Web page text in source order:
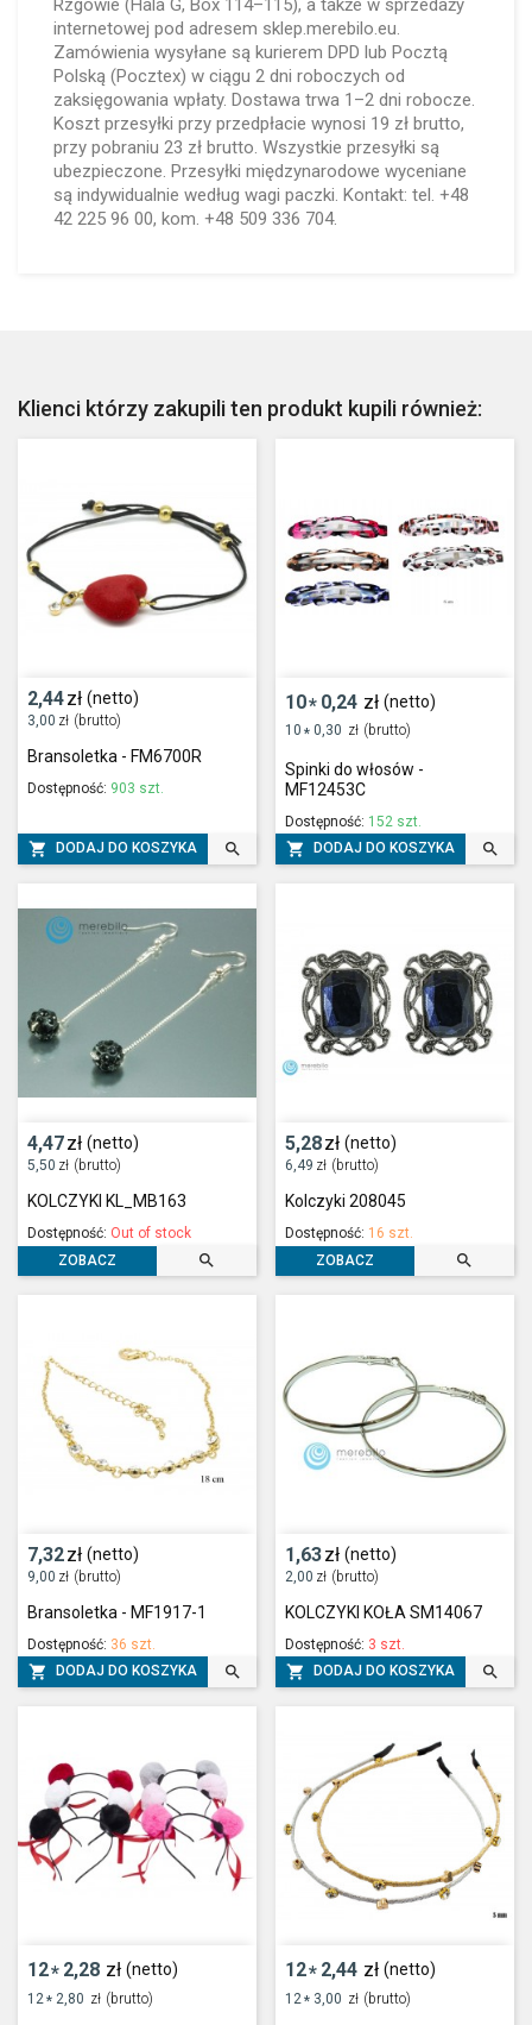
Rzgowie (Hala G, Box 114–115), a także w sprzedaży
internetowej pod adresem sklep.merebilo.eu.
Zamówienia wysyłane są kurierem DPD lub Pocztą
Polską (Pocztex) w ciągu 2 dni roboczych od
zaksięgowania wpłaty. Dostawa trwa 1–2 dni robocze.
Koszt przesyłki przy przedpłacie wynosi 19 zł brutto,
przy pobraniu 23 zł brutto. Wszystkie przesyłki są
ubezpieczone. Przesyłki międzynarodowe wyceniane
są indywidualnie według wagi paczki. Kontakt: tel. +48
42 225 96 00, kom. +48 509 336 704.
Klienci którzy zakupili ten produkt kupili również:
2,44zł (netto)
3,00 zł (brutto)
Bransoletka - FM6700R
Dostępność: 903 szt.
 DODAJ DO KOSZYKA 
10* 0,24 zł (netto)
10 * 0,30 zł (brutto)
Spinki do włosów -
MF12453C
Dostępność: 152 szt.
 DODAJ DO KOSZYKA 
4,47zł (netto)
5,50 zł (brutto)
KOLCZYKI KL_MB163
Dostępność: Out of stock
ZOBACZ

5,28zł (netto)
6,49 zł (brutto)
Kolczyki 208045
Dostępność: 16 szt.
ZOBACZ

7,32zł (netto)
9,00 zł (brutto)
Bransoletka - MF1917-1
Dostępność: 36 szt.
 DODAJ DO KOSZYKA 
1,63zł (netto)
2,00 zł (brutto)
KOLCZYKI KOŁA SM14067
Dostępność: 3 szt.
 DODAJ DO KOSZYKA 
12* 2,28 zł (netto)
12 * 2,80 zł (brutto)
12* 2,44 zł (netto)
12 * 3,00 zł (brutto)